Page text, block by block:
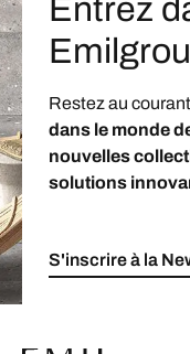
Entrez
Restez au
dans le monde
nouvelles
solutions
S'inscrire à la